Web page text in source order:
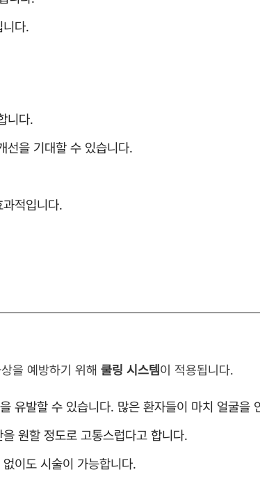
다.
니다.
선을 기대할 수 있습니다.
적입니다.
을 예방하기 위해 쿨링 시스템이 적용됩니다.
유발할 수 있습니다. 많은 환자들이 마치 얼굴을
원할 정도로 고통스럽다고 합니다.
이도 시술이 가능합니다.